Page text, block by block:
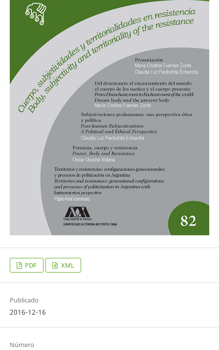
PDF XML
Publicado
2016-12-16
Número